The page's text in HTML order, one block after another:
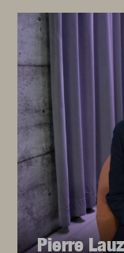
Pierre